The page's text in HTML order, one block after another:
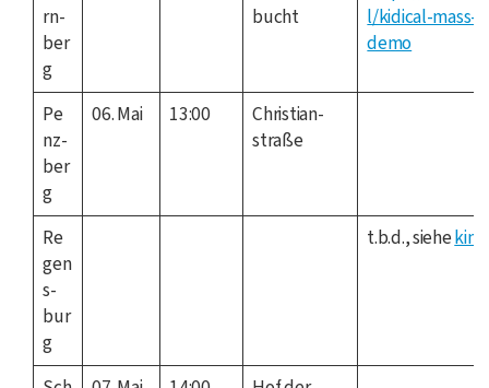
rn­
ber
g
bucht
l/kidical-mass-
demo
Pe
nz­
ber
g
06. Mai 13:00
Chris­ti­an­
stra­ße
Re
gen
s­
bur
g
t.b.d., sie­he